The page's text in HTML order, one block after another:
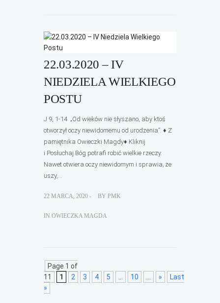
22.03.2020 – IV
NIEDZIELA WIELKIEGO
POSTU
J 9, 1-14 „Od wieków nie słyszano, aby ktoś
otworzył oczy niewidomemu od urodzenia”. ♦ Z
pamiętnika Owieczki Magdy♦ Kliknij
i Posłuchaj Bóg potrafi robić wielkie rzeczy.
Nawet otwiera oczy niewidomym i sprawia, że
uszy,...
22 MARCA, 2020 - BY PMK
IN OWIECZKA MAGDA
Page 1 of
11
1 2 3 4 5 10 »
Last
»